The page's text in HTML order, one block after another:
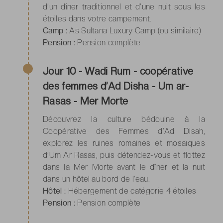
d’un dîner traditionnel et d’une nuit sous les
étoiles dans votre campement.
Camp : As Sultana Luxury Camp (ou similaire)
Pension : Pension complète
Jour 10 - Wadi Rum - coopérative
des femmes d’Ad Disha - Um ar-
Rasas - Mer Morte
Découvrez la culture bédouine à la
Coopérative des Femmes d’Ad Disah,
explorez les ruines romaines et mosaïques
d’Um Ar Rasas, puis détendez-vous et flottez
dans la Mer Morte avant le dîner et la nuit
dans un hôtel au bord de l’eau.
Hôtel : Hébergement de catégorie 4 étoiles
Pension : Pension complète